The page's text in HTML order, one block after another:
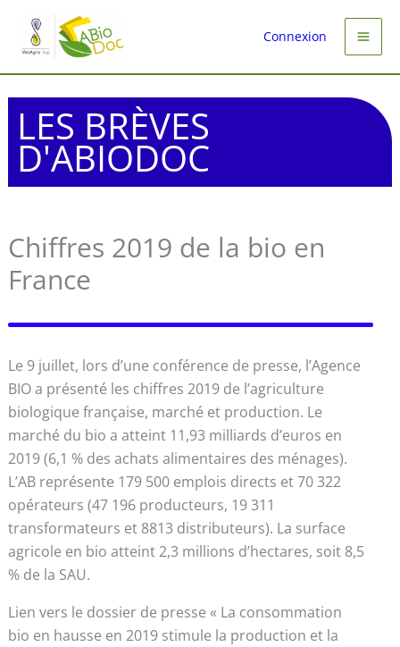
contenu
Connexion
LES BRÈVES
D'ABIODOC
Chiffres 2019 de la bio en
France
Le 9 juillet, lors d’une conférence de presse, l’Agence
BIO a présenté les chiffres 2019 de l’agriculture
biologique française, marché et production. Le
marché du bio a atteint 11,93 milliards d’euros en
2019 (6,1 % des achats alimentaires des ménages).
L’AB représente 179 500 emplois directs et 70 322
opérateurs (47 196 producteurs, 19 311
transformateurs et 8813 distributeurs). La surface
agricole en bio atteint 2,3 millions d’hectares, soit 8,5
% de la SAU.
Lien vers le dossier de presse « La consommation
bio en hausse en 2019 stimule la production et la